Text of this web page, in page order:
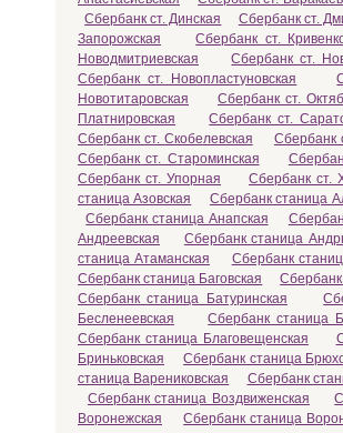
Сбербанк ст. Динская
Сбербанк ст.
Запорожская
Сбербанк ст.
Новодмитриевская
Сбербанк ст.
Сбербанк ст. Новопластуновская
Новотитаровская
Сбербанк ст.
Платнировская
Сбербанк ст.
Сбербанк ст. Скобелевская
Сбербанк
Сбербанк ст. Староминская
Сбербанк ст. Упорная
Сбербанк ст.
станица Азовская
Сбербанк станица
Сбербанк станица Анапская
Андреевская
Сбербанк станица
станица Атаманская
Сбербанк
Сбербанк станица Баговская
Сбербанк
Сбербанк станица Батуринская
Бесленеевская
Сбербанк станица
Сбербанк станица Благовещенская
Бриньковская
Сбербанк станица
станица Варениковская
Сбербанк
Сбербанк станица Воздвиженская
Воронежская
Сбербанк станица